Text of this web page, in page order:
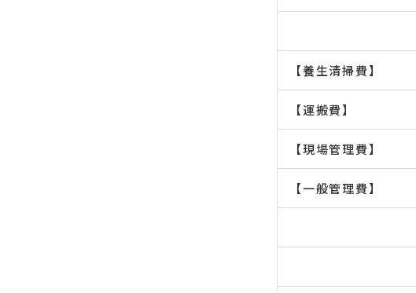
【養生清掃費】
【運搬費】
【現場管理費】
【一般管理費】